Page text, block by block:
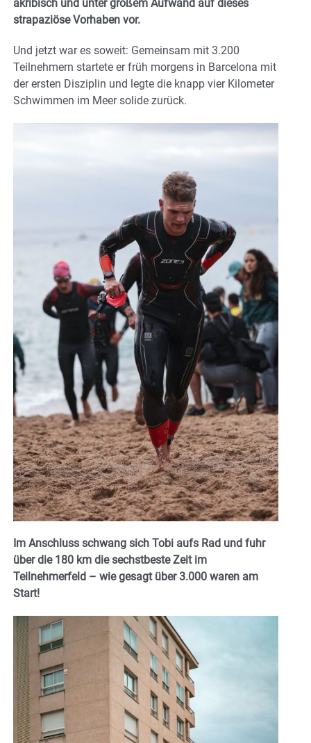
akribisch und unter großem Aufwand auf dieses
strapaziöse Vorhaben vor.
Und jetzt war es soweit: Gemeinsam mit 3.200
Teilnehmern startete er früh morgens in Barcelona mit
der ersten Disziplin und legte die knapp vier Kilometer
Schwimmen im Meer solide zurück.
Im Anschluss schwang sich Tobi aufs Rad und fuhr
über die 180 km die sechstbeste Zeit im
Teilnehmerfeld – wie gesagt über 3.000 waren am
Start!